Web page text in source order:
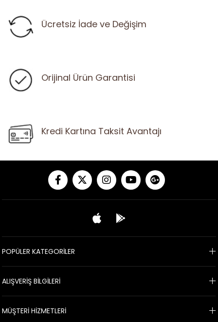
Ücretsiz İade ve Değişim
Orijinal Ürün Garantisi
Kredi Kartına Taksit Avantajı
POPÜLER KATEGORİLER
ALIŞVERİŞ BİLGİLERİ
MÜŞTERİ HİZMETLERİ